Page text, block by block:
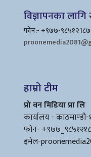
विज्ञापनका लागि
फोन:- +९७७-
हाम्रो टीम
प्रो वन मिडिया प्रा लि
कार्यालय -
फोन-
इमेल-